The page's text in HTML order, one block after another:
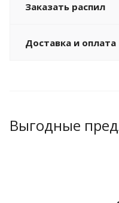
Заказать распил
Доставка и оплата
Выгодные